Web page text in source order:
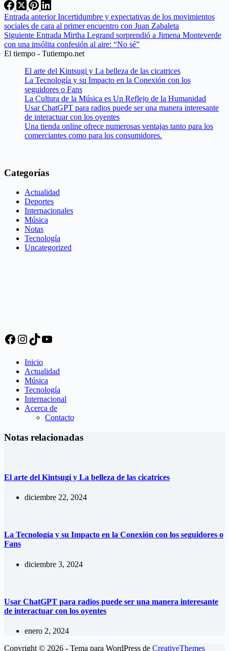
Entrada anteriorIncertidumbre y expectativas de los movimientos
sociales de cara al primer encuentro con Juan Zabaleta
Siguiente Entrada Mirtha Legrand sorprendió a Jimena Monteverde
con una insólita confesión al aire: “No sé”
El tiempo - Tutiempo.net
El arte del Kintsugi y La belleza de las cicatrices
La Tecnología y su Impacto en la Conexión con los
seguidores o Fans
La Cultura de la Música es Un Reflejo de la Humanidad
Usar ChatGPT para radios puede ser una manera interesante
de interactuar con los oyentes
Una tienda online ofrece numerosas ventajas tanto para los
comerciantes como para los consumidores.
Categorías
Actualidad
Deportes
Internacionales
Música
Notas
Tecnología
Uncategorized
Facebook
Instagram
TikTok
YouTube
Inicio
Actualidad
Música
Tecnología
Internacional
Acerca de
Contacto
Notas relacionadas
El arte del Kintsugi y La belleza de las cicatrices
diciembre 22, 2024
La Tecnología y su Impacto en la Conexión con los seguidores o
Fans
diciembre 3, 2024
Usar ChatGPT para radios puede ser una manera interesante
de interactuar con los oyentes
enero 2, 2024
Copyright © 2026 - Tema para WordPress de CreativeThemes